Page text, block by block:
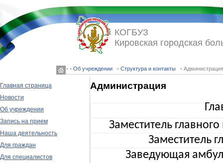
◦ ◦ Об учреждении ◦ Структура и контакты ◦ Администрация
КОГБУЗ
Кировская городская
Главная страница
Новости
Об учреждении
Запись на прием
Наша деятельность
Для граждан
Для специалистов
Администрация
Заместитель
Заместитель
Заведующая